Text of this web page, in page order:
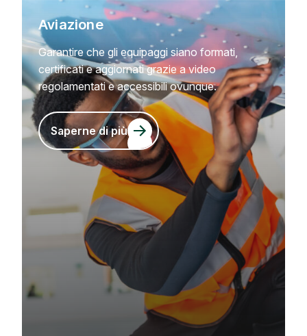
Aviazione
Garantire che gli equipaggi siano formati,
certificati e aggiornati grazie a video
regolamentati e accessibili ovunque.
Saperne di più